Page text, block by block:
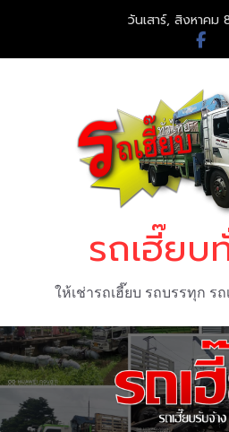
content
วันเสาร์, สิงหาคม
รถเฮี๊ยบ
ให้เช่ารถเฮี๊ยบ รถบรรทุก ร